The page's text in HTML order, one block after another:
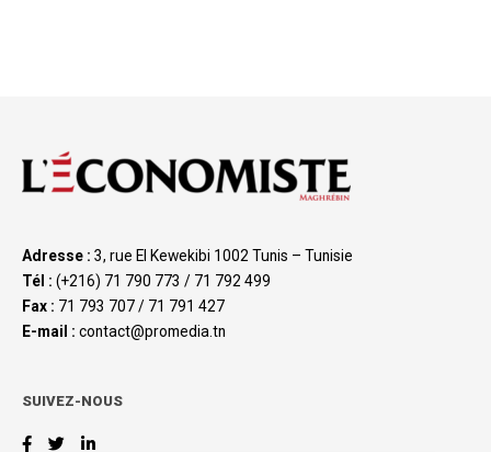
Adresse : 3, rue El Kewekibi 1002 Tunis – Tunisie
Tél : (+216) 71 790 773 / 71 792 499
Fax : 71 793 707 / 71 791 427
E-mail : contact@promedia.tn
SUIVEZ-NOUS